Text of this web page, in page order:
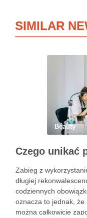
SIMILAR
Beauty
Zabieg z
długiej
codziennych
oznacza to jednak,
można całkowicie